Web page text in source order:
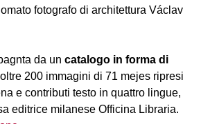
fotografo di architettura Václav
da un catalogo in forma di
200 immagini di 71 mejes ripresi
e contributi testo in quattro lingue,
editrice milanese Officina Libraria.